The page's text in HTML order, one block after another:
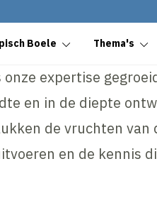
Boele Thema's
expertise
en in de diepte
de vruchten van
en de kennis